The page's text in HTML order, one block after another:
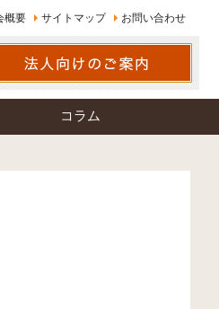
概要 サイトマップ お問い合わせ
コラム